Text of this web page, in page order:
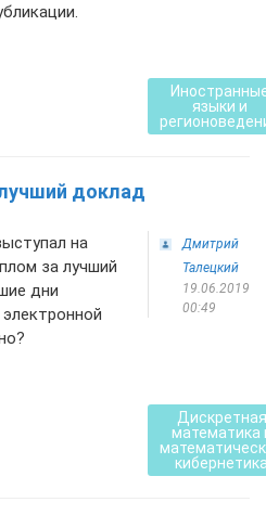
языки и
доклад
на
за лучший
дни
Дмитрий
Талецкий
19.06.2019
00:49
Дискретная
математика